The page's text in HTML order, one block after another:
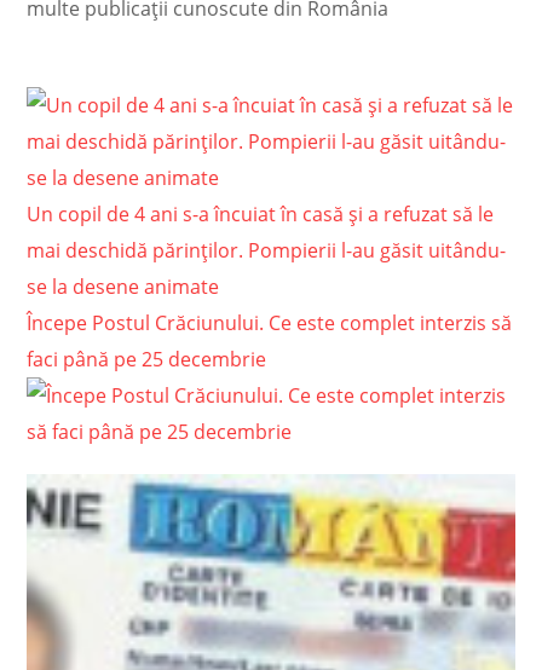
multe publicații cunoscute din România
Un copil de 4 ani s-a încuiat în casă şi a refuzat să le
mai deschidă părinţilor. Pompierii l-au găsit uitându-
se la desene animate
Începe Postul Crăciunului. Ce este complet interzis să
faci până pe 25 decembrie